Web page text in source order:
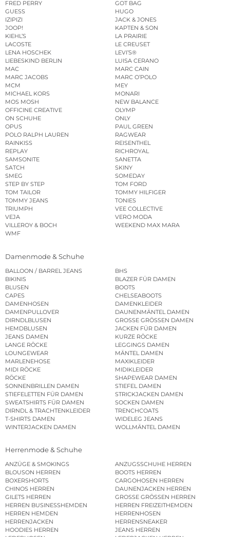
FRED PERRY
GOT BAG
GUESS
HUGO
IZIPIZI
JACK & JONES
JOOP!
KAPTEN & SON
KIEHL’S
LA PRAIRIE
LACOSTE
LE CREUSET
LENA HOSCHEK
LEVI’S®
LIEBESKIND BERLIN
LUISA CERANO
MAC
MARC CAIN
MARC JACOBS
MARC O’POLO
MCM
MEY
MICHAEL KORS
MONARI
MOS MOSH
NEW BALANCE
OFFICINE CREATIVE
OLYMP
ON SCHUHE
ONLY
OPUS
PAUL GREEN
POLO RALPH LAUREN
RAGWEAR
RAINKISS
REISENTHEL
REPLAY
RICHROYAL
SAMSONITE
SANETTA
SATCH
SKINY
SMEG
SOMEDAY
STEP BY STEP
TOM FORD
TOM TAILOR
TOMMY HILFIGER
TOMMY JEANS
TONIES
TRIUMPH
VEE COLLECTIVE
VEJA
VERO MODA
VILLEROY & BOCH
WEEKEND MAX MARA
WMF
Damenmode & Schuhe
BALLOON / BARREL JEANS
BHS
BIKINIS
BLAZER FÜR DAMEN
BLUSEN
BOOTS
CAPES
CHELSEABOOTS
DAMENHOSEN
DAMENKLEIDER
DAMENPULLOVER
DAUNENMÄNTEL DAMEN
DIRNDLBLUSEN
GROSSE GRÖSSEN DAMEN
HEMDBLUSEN
JACKEN FÜR DAMEN
JEANS DAMEN
KURZE RÖCKE
LANGE RÖCKE
LEGGINGS DAMEN
LOUNGEWEAR
MÄNTEL DAMEN
MARLENEHOSE
MAXIKLEIDER
MIDI RÖCKE
MIDIKLEIDER
RÖCKE
SHAPEWEAR DAMEN
SONNENBRILLEN DAMEN
STIEFEL DAMEN
STIEFELETTEN FÜR DAMEN
STRICKJACKEN DAMEN
SWEATSHIRTS FÜR DAMEN
SOCKEN DAMEN
DIRNDL & TRACHTENKLEIDER
TRENCHCOATS
T-SHIRTS DAMEN
WIDELEG JEANS
WINTERJACKEN DAMEN
WOLLMÄNTEL DAMEN
Herrenmode & Schuhe
ANZÜGE & SMOKINGS
ANZUGSSCHUHE HERREN
BLOUSON HERREN
BOOTS HERREN
BOXERSHORTS
CARGOHOSEN HERREN
CHINOS HERREN
DAUNENJACKEN HERREN
GILETS HERREN
GROSSE GRÖSSEN HERREN
HERREN BUSINESSHEMDEN
HERREN FREIZEITHEMDEN
HERREN HEMDEN
HERRENHOSEN
HERRENJACKEN
HERRENSNEAKER
HOODIES HERREN
JEANS HERREN